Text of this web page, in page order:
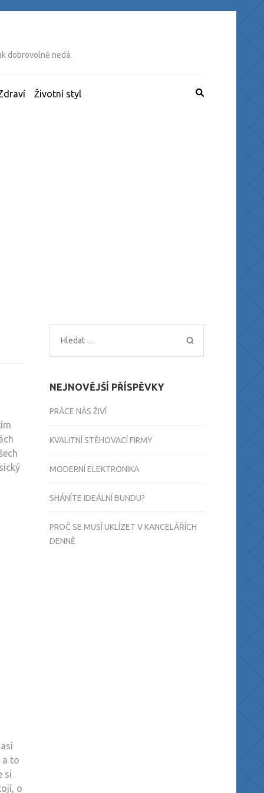
dobrovolně nedá.
Životní styl
a to
si
o
Vyhledávání
NEJNOVĚJŠÍ PŘÍSPĚVKY
PRÁCE NÁS ŽIVÍ
KVALITNÍ STĚHOVACÍ FIRMY
MODERNÍ ELEKTRONIKA
SHÁNÍTE IDEÁLNÍ BUNDU?
PROČ SE MUSÍ UKLÍZET V KANCELÁŘÍCH
DENNĚ